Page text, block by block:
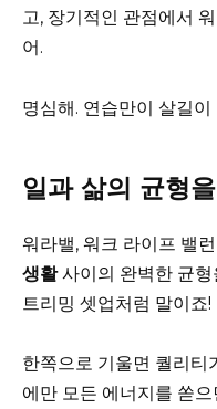
고, 장기적인 관점에서
어.
명심해. 연습만이 살길이
일과 삶의 균형
워라밸, 워크 라이프 밸
생활사이의 완벽한 균형
트리밍 셋업처럼 말이죠!
한쪽으로 기울면 퀄리티
에만 모든 에너지를 쏟